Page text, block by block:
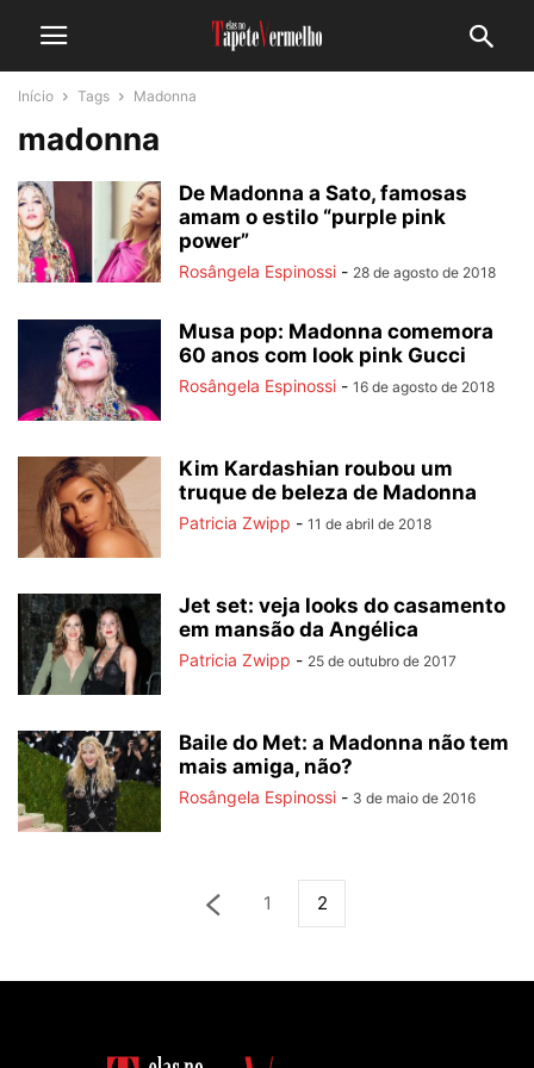
Início Tags Madonna
madonna
De Madonna a Sato, famosas
amam o estilo “purple pink
power”
Rosângela Espinossi - 28 de agosto de 2018
Musa pop: Madonna comemora
60 anos com look pink Gucci
Rosângela Espinossi - 16 de agosto de 2018
Kim Kardashian roubou um
truque de beleza de Madonna
Patricia Zwipp - 11 de abril de 2018
Jet set: veja looks do casamento
em mansão da Angélica
Patricia Zwipp - 25 de outubro de 2017
Baile do Met: a Madonna não tem
mais amiga, não?
Rosângela Espinossi - 3 de maio de 2016
1 2